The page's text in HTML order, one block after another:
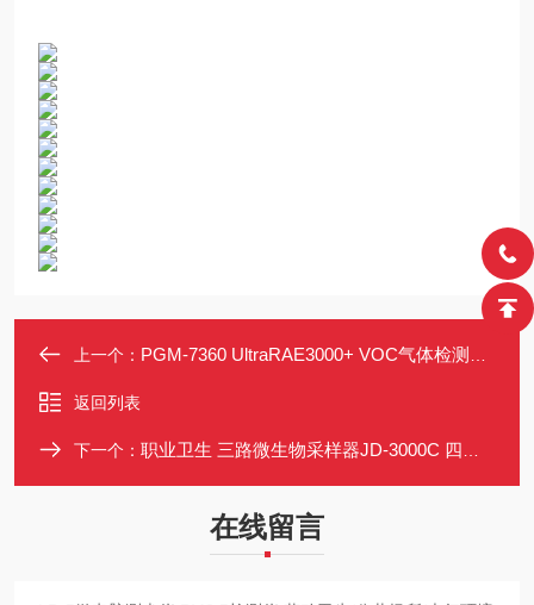
上一个： PGM-7360 UltraRAE3000+ VOC气体检测仪 多模式测量 STEL/快照
返回列表
下一个： 职业卫生 三路微生物采样器JD-3000C 四种采样模式 每路5-40L/min
在线留言